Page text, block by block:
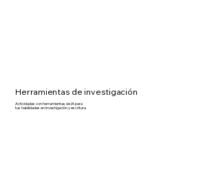
Herramientas de investigación
Actividades con herramientas de IA para
tus habilidades en investigación y escritura